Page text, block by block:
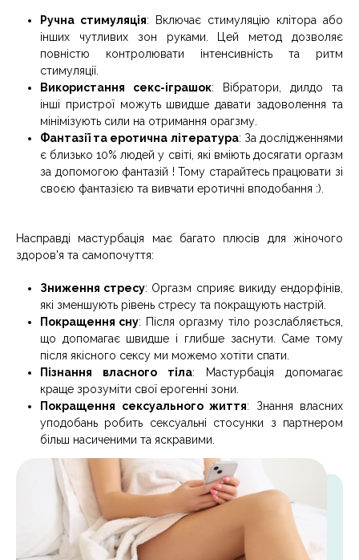
Ручна стимуляція: Включає стимуляцію клітора або
інших чутливих зон руками. Цей метод дозволяє
повністю контролювати інтенсивність та ритм
стимуляції.
Використання секс-іграшок: Вібратори, дилдо та
інші пристрої можуть швидше давати задоволення та
мінімізують сили на отримання орагзму.
Фантазії та еротична література: За дослідженнями
є близько 10% людей у світі, які вміють досягати оргазм
за допомогою фантазій ! Тому старайтесь працювати зі
своєю фантазією та вивчати еротичні вподобання :).
Насправді мастурбація має багато плюсів для жіночого
здоров'я та самопочуття:
Зниження стресу: Оргазм сприяє викиду ендорфінів,
які зменшують рівень стресу та покращують настрій.
Покращення сну: Після оргазму тіло розслабляється,
що допомагає швидше і глибше заснути. Саме тому
після якісного сексу ми можемо хотіти спати.
Пізнання власного тіла: Мастурбація допомагає
краще зрозуміти свої ерогенні зони.
Покращення сексуального життя: Знання власних
уподобань робить сексуальні стосунки з партнером
більш насиченими та яскравими.